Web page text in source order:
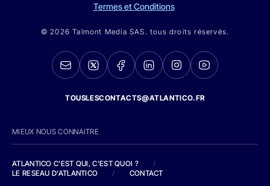
Termes et Conditions
© 2026 Talmont Media SAS. tous droits réservés.
TOUSLESCONTACTS@ATLANTICO.FR
MIEUX NOUS CONNAITRE
ATLANTICO C'EST QUI, C'EST QUOI ?
/
LE RESEAU D'ATLANTICO
/ CONTACT